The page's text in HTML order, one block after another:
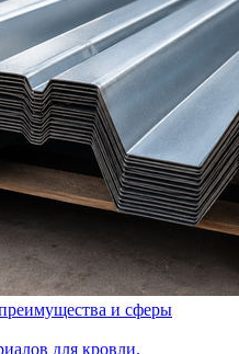
и сферы
для кровли,